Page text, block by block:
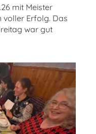
mit Meister
voller Erfolg. Das
war gut